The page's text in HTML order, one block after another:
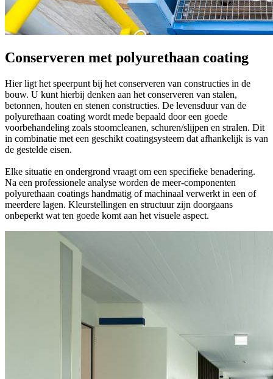
Conserveren met polyurethaan coating
Hier ligt het speerpunt bij het conserveren van constructies in de
bouw. U kunt hierbij denken aan het conserveren van stalen,
betonnen, houten en stenen constructies. De levensduur van de
polyurethaan coating wordt mede bepaald door een goede
voorbehandeling zoals stoomcleanen, schuren/slijpen en stralen. Dit
in combinatie met een geschikt coatingsysteem dat afhankelijk is van
de gestelde eisen.
Elke situatie en ondergrond vraagt om een specifieke benadering.
Na een professionele analyse worden de meer-componenten
polyurethaan coatings handmatig of machinaal verwerkt in een of
meerdere lagen. Kleurstellingen en structuur zijn doorgaans
onbeperkt wat ten goede komt aan het visuele aspect.